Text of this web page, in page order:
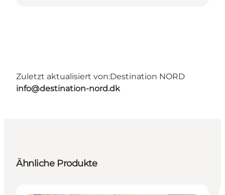
Zuletzt aktualisiert von:Destination NORD
info@destination-nord.dk
Ähnliche Produkte